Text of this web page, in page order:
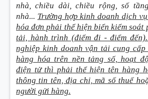
nhà, chiều dài, chiều rộng, số
nhà... Trường hợp kinh doanh dịch
hóa đơn phải thể hiện biển kiểm soát
tải, hành trình (điểm đi - điểm
nghiệp kinh doanh vận tải cung
hàng hóa trên nền tảng số, hoạt
điện tử thì phải thể hiện tên hàng
thông tin tên, địa chỉ, mã số thuế
người gửi hàng.